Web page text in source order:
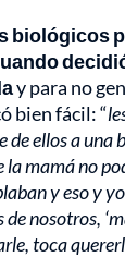
biológicos
y para no
bien fácil: “
de ellos a una
la mamá no
y eso y
de nosotros,
toca